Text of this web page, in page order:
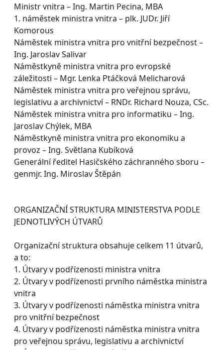
Ministr vnitra – Ing. Martin Pecina, MBA
1. náměstek ministra vnitra – plk. JUDr. Jiří
Komorous
Náměstek ministra vnitra pro vnitřní bezpečnost –
Ing. Jaroslav Salivar
Náměstkyně ministra vnitra pro evropské
záležitosti – Mgr. Lenka Ptáčková Melicharová
Náměstek ministra vnitra pro veřejnou správu,
legislativu a archivnictví – RNDr. Richard Nouza, CSc.
Náměstek ministra vnitra pro informatiku – Ing.
Jaroslav Chýlek, MBA
Náměstkyně ministra vnitra pro ekonomiku a
provoz – Ing. Světlana Kubíková
Generální ředitel Hasičského záchranného sboru –
genmjr. Ing. Miroslav Štěpán
ORGANIZAČNÍ STRUKTURA MINISTERSTVA PODLE
JEDNOTLIVÝCH ÚTVARŮ
Organizační struktura obsahuje celkem 11 útvarů,
a to:
1. Útvary v podřízenosti ministra vnitra
2. Útvary v podřízenosti prvního náměstka ministra
vnitra
3. Útvary v podřízenosti náměstka ministra vnitra
pro vnitřní bezpečnost
4. Útvary v podřízenosti náměstka ministra vnitra
pro veřejnou správu, legislativu a archivnictví